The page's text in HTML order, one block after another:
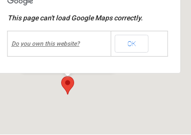
Place de la Mairie
MIONS
This page can't load Google Maps correctly.
Do you own this website? OK